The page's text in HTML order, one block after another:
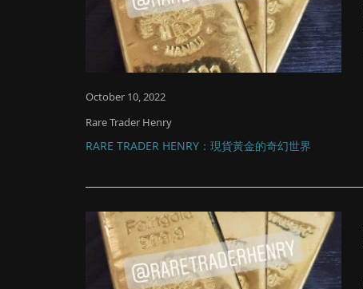
October 10, 2022
Rare Trader Henry
RARE TRADER HENRY：現貨黃金的奇幻世界